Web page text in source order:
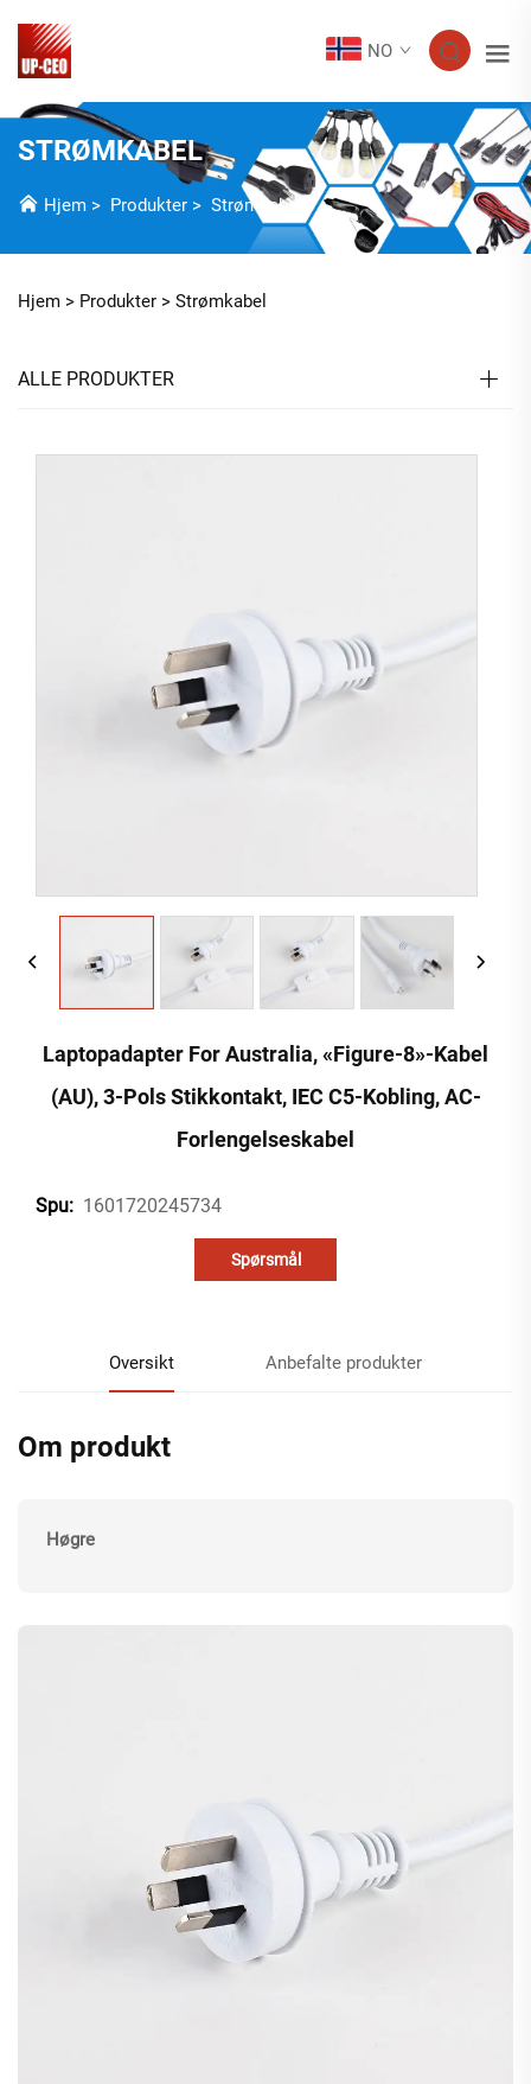
NO
STRØMKABEL
Hjem > Produkter > Strømkabel
Hjem > Produkter > Strømkabel
ALLE PRODUKTER
Laptopadapter For Australia, «figure-8»-Kabel
(AU), 3-Pols Stikkontakt, IEC C5-Kobling, AC-
Forlengelseskabel
Spu: 1601720245734
Spørsmål
Oversikt Anbefalte produkter
Om produkt
Høgre